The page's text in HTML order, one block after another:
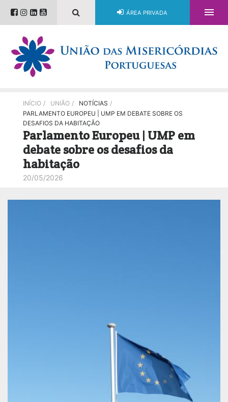
ÁREA PRIVADA 
INÍCIO / UNIÃO / NOTÍCIAS /
PARLAMENTO EUROPEU | UMP EM DEBATE SOBRE OS
DESAFIOS DA HABITAÇÃO
Parlamento Europeu | UMP em
debate sobre os desafios da
habitação
20/05/2026